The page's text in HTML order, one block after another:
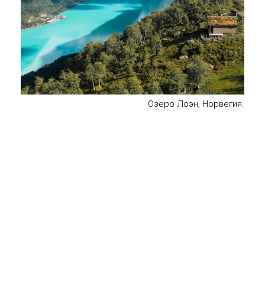
Озеро Лоэн, Норвегия.